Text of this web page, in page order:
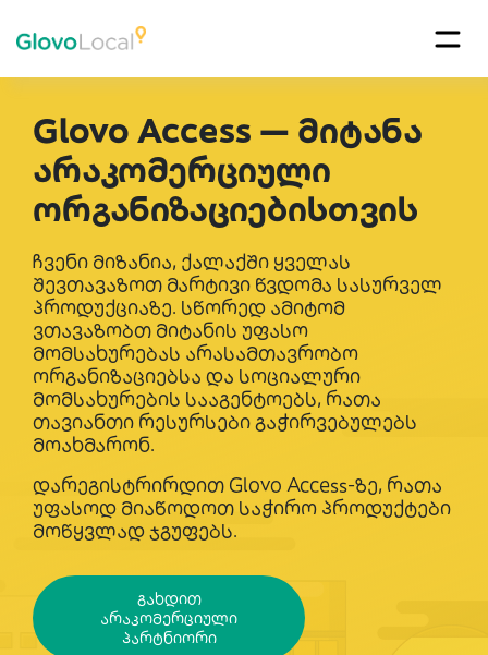
Glovo Access — მიტანა
არაკომერციული
ორგანიზაციებისთვის
ჩვენი მიზანია, ქალაქში ყველას
შევთავაზოთ მარტივი წვდომა სასურველ
პროდუქციაზე. სწორედ ამიტომ
ვთავაზობთ მიტანის უფასო
მომსახურებას არასამთავრობო
ორგანიზაციებსა და სოციალური
მომსახურების სააგენტოებს, რათა
თავიანთი რესურსები გაჭირვებულებს
მოახმარონ.
დარეგისტრირდით Glovo Access-ზე, რათა
უფასოდ მიაწოდოთ საჭირო პროდუქტები
მოწყვლად ჯგუფებს.
გახდით
არაკომერციული
პარტნიორი